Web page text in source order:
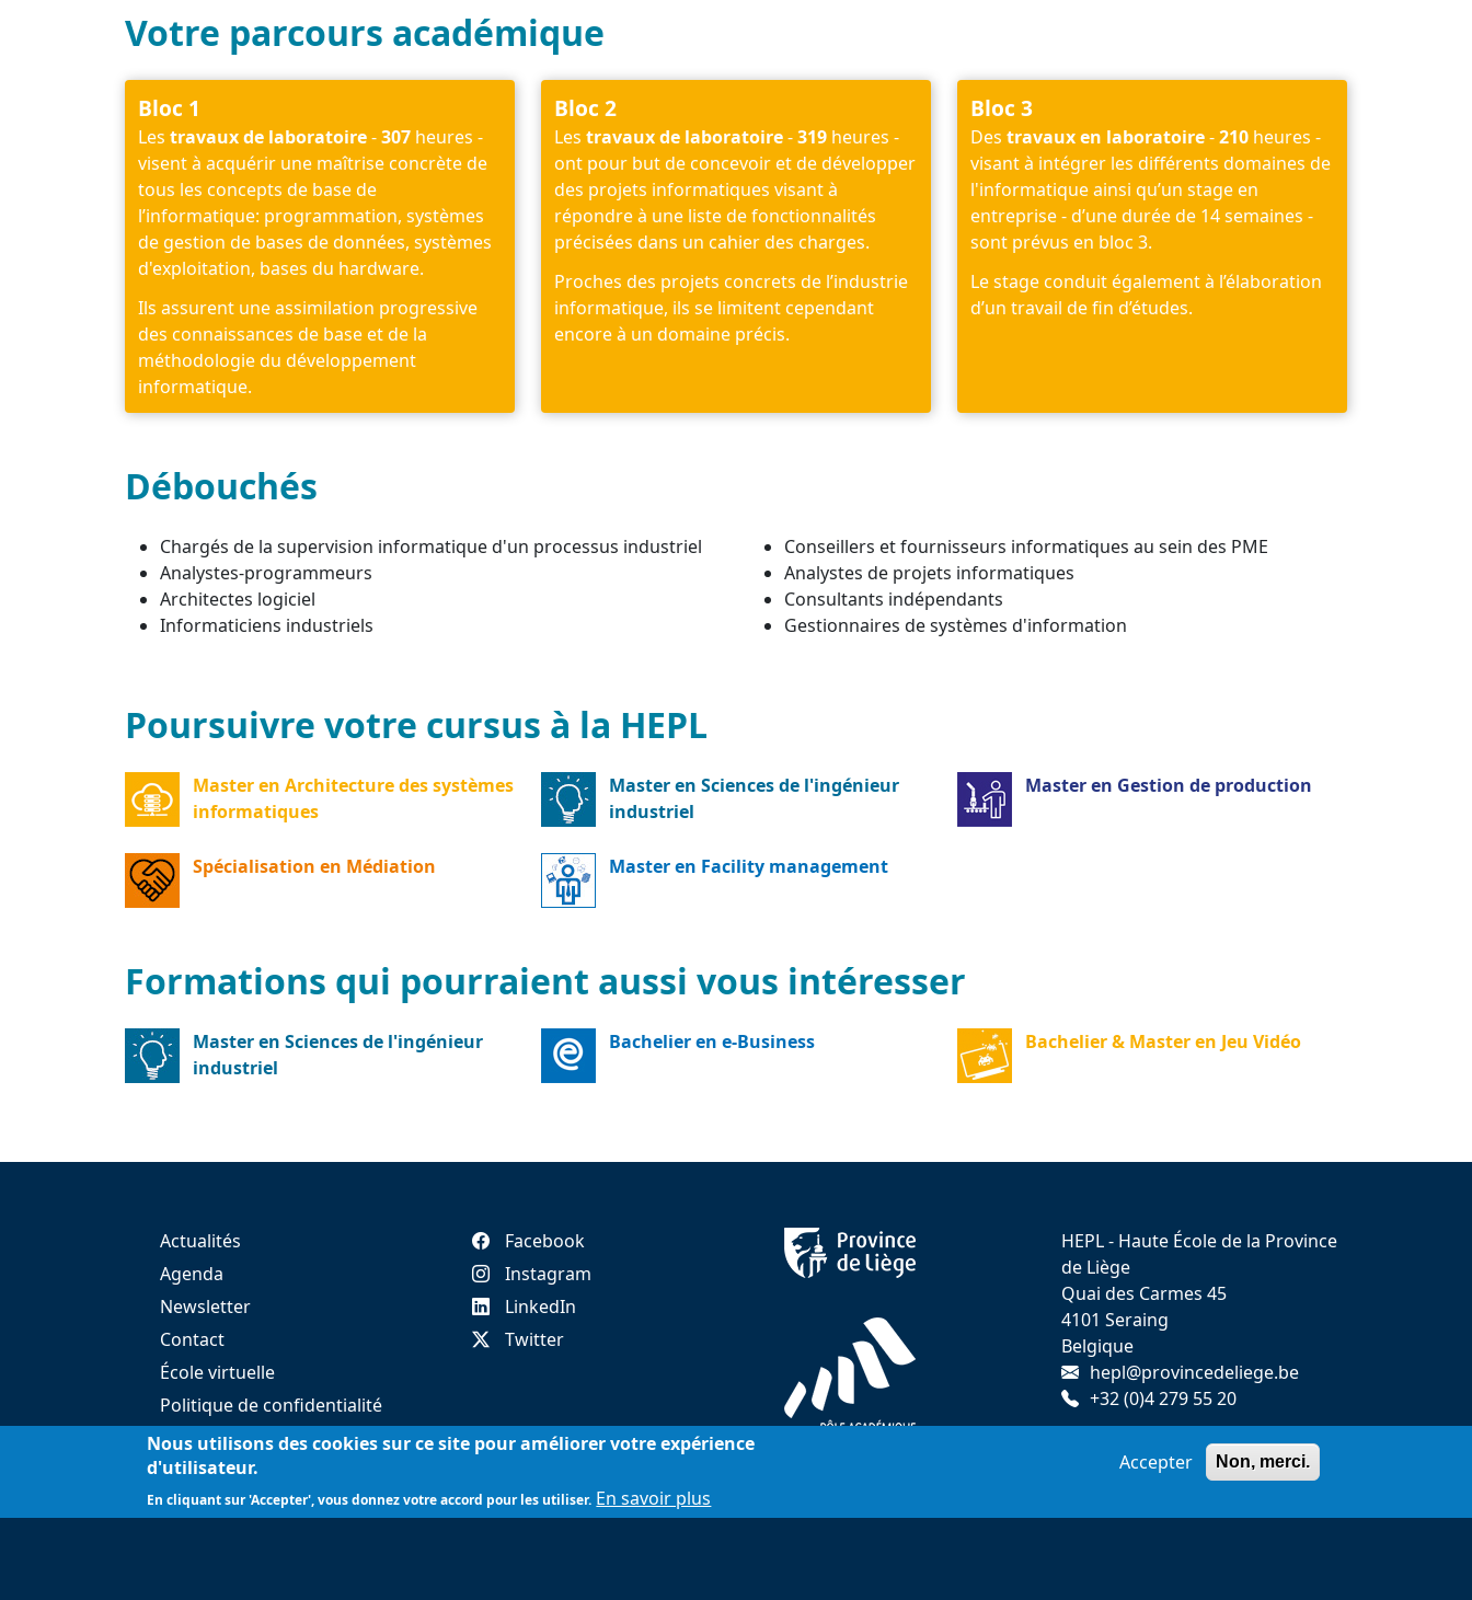
Votre parcours académique
Bloc 1
Les travaux de laboratoire-307 heures -
visent à acquérir une maîtrise concrète de
tous les concepts de base de
l’informatique: programmation, systèmes
de gestion de bases de données, systèmes
d'exploitation, bases du hardware.
Ils assurent une assimilation progressive
des connaissances de base et de la
méthodologie du développement
informatique.
Bloc 2
Les travaux de laboratoire-319 heures -
ont pour but de concevoir et de développer
des projets informatiques visant à
répondre à une liste de fonctionnalités
précisées dans un cahier des charges.
Proches des projets concrets de l’industrie
informatique, ils se limitent cependant
encore à un domaine précis.
Bloc 3
Des travaux en laboratoire-210 heures -
visant à intégrer les différents domaines de
l'informatique ainsi qu’un stage en
entreprise - d’une durée de 14 semaines -
sont prévus en bloc 3.
Le stage conduit également à l’élaboration
d’un travail de fin d’études.
Débouchés
Chargés de la supervision informatique d'un processus industriel
Analystes-programmeurs
Architectes logiciel
Informaticiens industriels
Conseillers et fournisseurs informatiques au sein des PME
Analystes de projets informatiques
Consultants indépendants
Gestionnaires de systèmes d'information
Poursuivre votre cursus à la HEPL
Master en Architecture des systèmes
informatiques
Master en Sciences de l'ingénieur
industriel
Master en Gestion de production
Spécialisation en Médiation Master en Facility management
Formations qui pourraient aussi vous intéresser
Master en Sciences de l'ingénieur
industriel
Bachelier en e-Business Bachelier & Master en Jeu Vidéo
Actualités
Agenda
Newsletter
Contact
École virtuelle
Politique de confidentialité
Presse
Facebook
Instagram
LinkedIn
Twitter
HEPL - Haute École de la Province
de Liège
Quai des Carmes 45
4101 Seraing
Belgique
hepl@provincedeliege.be
+32 (0)4 279 55 20
Nous utilisons des cookies sur ce site pour améliorer votre expérience
d'utilisateur.
En cliquant sur 'Accepter', vous donnez votre accord pour les utiliser. En savoir plus
Accepter Non, merci.